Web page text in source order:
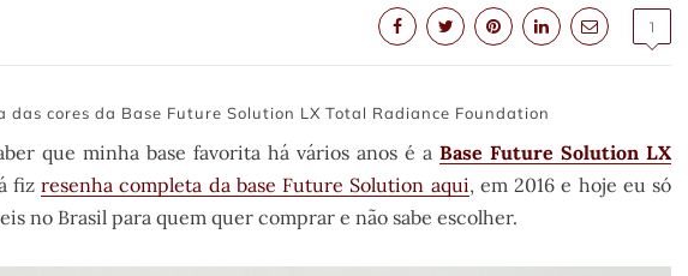
1
das cores da Base Future Solution LX Total Radiance Foundation
que minha base favorita há vários anos é a Base Future Solution LX
fizresenha completa da base Future Solution aqui, em 2016 e hoje eu só
no Brasil para quem quer comprar e não sabe escolher.